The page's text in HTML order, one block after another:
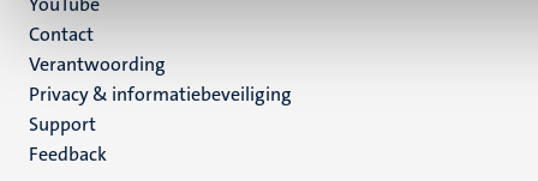
Menu
footer
(NL)
Contact
Verantwoording
Privacy & informatiebeveiliging
Support
Feedback